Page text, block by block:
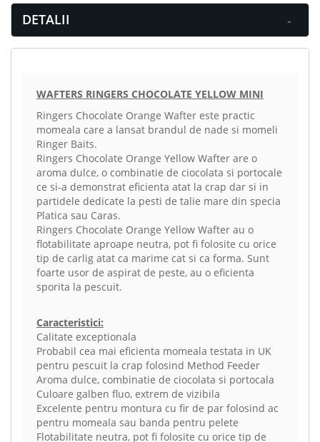
DETALII
WAFTERS RINGERS CHOCOLATE YELLOW MINI
Ringers Chocolate Orange Wafter este practic
momeala care a lansat brandul de nade si momeli
Ringer Baits.
Ringers Chocolate Orange Yellow Wafter are o
aroma dulce, o combinatie de ciocolata si portocale
ce si-a demonstrat eficienta atat la crap dar si in
partidele dedicate la pesti de talie mare din specia
Platica sau Caras.
Ringers Chocolate Orange Yellow Wafter au o
flotabilitate aproape neutra, pot fi folosite cu orice
tip de carlig atat ca marime cat si ca forma. Sunt
foarte usor de aspirat de peste, au o eficienta
sporita la pescuit.
Caracteristici:
Calitate exceptionala
Probabil cea mai eficienta momeala testata in UK
pentru pescuit la crap folosind Method Feeder
Aroma dulce, combinatie de ciocolata si portocala
Culoare galben fluo, extrem de vizibila
Excelente pentru montura cu fir de par folosind ac
pentru momeala sau banda pentru pelete
Flotabilitate neutra, pot fi folosite cu orice tip de